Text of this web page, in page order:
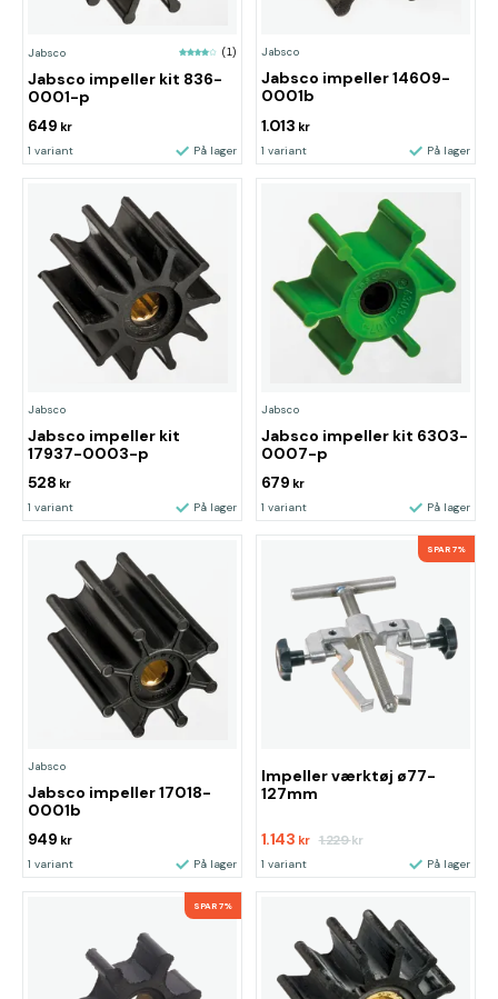
Jabsco (1)
Jabsco impeller kit 836-
0001-p
649 kr
1 variant På lager
Jabsco
Jabsco impeller 14609-
0001b
1.013 kr
1 variant På lager
Jabsco
Jabsco impeller kit
17937-0003-p
528 kr
1 variant På lager
Jabsco
Jabsco impeller kit 6303-
0007-p
679 kr
1 variant På lager
Jabsco
Jabsco impeller 17018-
0001b
949 kr
1 variant På lager
SPAR 7%
Impeller værktøj ø77-
127mm
1.143 kr 1.229kr
1 variant På lager
SPAR 7%